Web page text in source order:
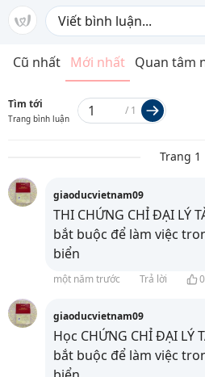
Cũ nhất Mới nhất Quan tâm
Tìm tới
Trang bình luận
/ 1
Trang 1
giaoducvietnam09
THI CHỨNG CHỈ ĐẠI LÝ
bắt buộc để làm việc
biển
một năm trước Trả lời 0
giaoducvietnam09
Học CHỨNG CHỈ ĐẠI LÝ
bắt buộc để làm việc